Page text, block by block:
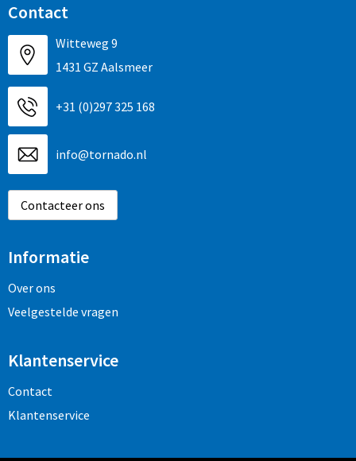
Contact
Witteweg 9
1431 GZ Aalsmeer
+31 (0)297 325 168
info@tornado.nl
Contacteer ons
Informatie
Over ons
Veelgestelde vragen
Klantenservice
Contact
Klantenservice